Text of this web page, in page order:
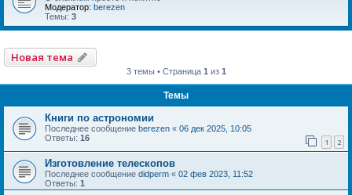
Модератор: berezen
Темы: 3
Новая тема
3 темы • Страница 1 из 1
Темы
Книги по астрономии
Последнее сообщение berezen « 06 дек 2025, 10:05
Ответы: 16 1 2
Изготовление телескопов
Последнее сообщение didperm « 02 фев 2023, 11:52
Ответы: 1